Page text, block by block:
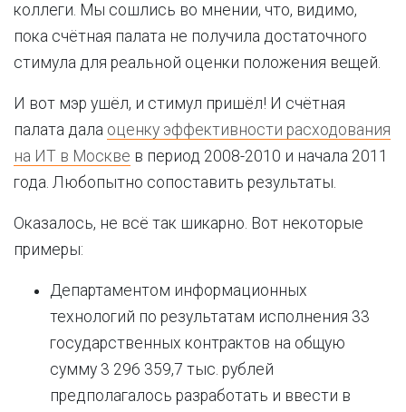
коллеги. Мы сошлись во мнении, что, видимо,
пока счётная палата не получила достаточного
стимула для реальной оценки положения вещей.
И вот мэр ушёл, и стимул пришёл! И счётная
палата дала оценку эффективности расходования
на ИТ в Москве в период 2008-2010 и начала 2011
года. Любопытно сопоставить результаты.
Оказалось, не всё так шикарно. Вот некоторые
примеры:
Департаментом информационных
технологий по результатам исполнения 33
государственных контрактов на общую
сумму 3 296 359,7 тыс. рублей
предполагалось разработать и ввести в